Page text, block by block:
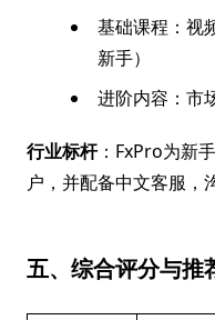
基础课程：视
新手）
进阶内容：市
行业标杆：FxPro为新
户，并配备中文客服，
五、综合评分与推